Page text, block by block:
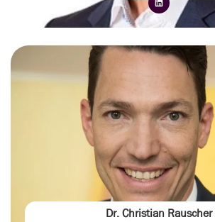
Dr. Christian Rauscher